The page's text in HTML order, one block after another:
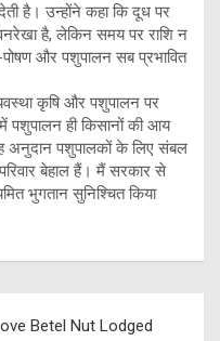
है। उन्होंने कहा कि दूध पर
है, लेकिन समय पर राशि न
पोषण और पशुपालन सब प्रभावित
कृषि और पशुपालन पर
पशुपालन ही किसानों की आय
अनुदान पशुपालकों के लिए संबल
बेहाल हैं। मैं सरकार से
भुगतान सुनिश्चित किया
Betel Nut Lodged